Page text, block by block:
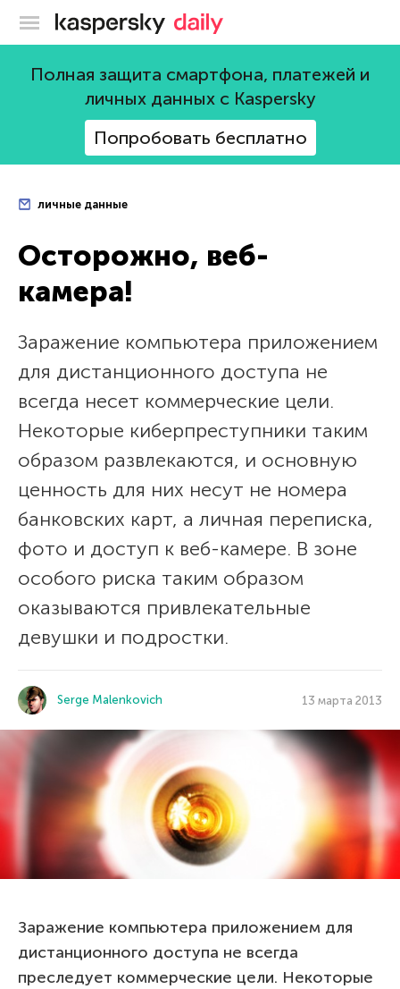
Блог Касперского
Полная защита смартфона, платежей и
личных данных с Kaspersky
Попробовать бесплатно
личные данные
Осторожно, веб-
камера!
Заражение компьютера приложением
для дистанционного доступа не
всегда несет коммерческие цели.
Некоторые киберпреступники таким
образом развлекаются, и основную
ценность для них несут не номера
банковских карт, а личная переписка,
фото и доступ к веб-камере. В зоне
особого риска таким образом
оказываются привлекательные
девушки и подростки.
Serge Malenkovich 13 марта 2013
Заражение компьютера приложением для
дистанционного доступа не всегда
преследует коммерческие цели. Некоторые